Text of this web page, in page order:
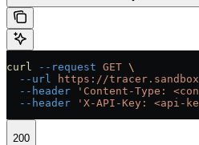
curl --request GET \
  --url
https://
  --header
'Content-Type:
  --header
'X-API-Key: <api-
200